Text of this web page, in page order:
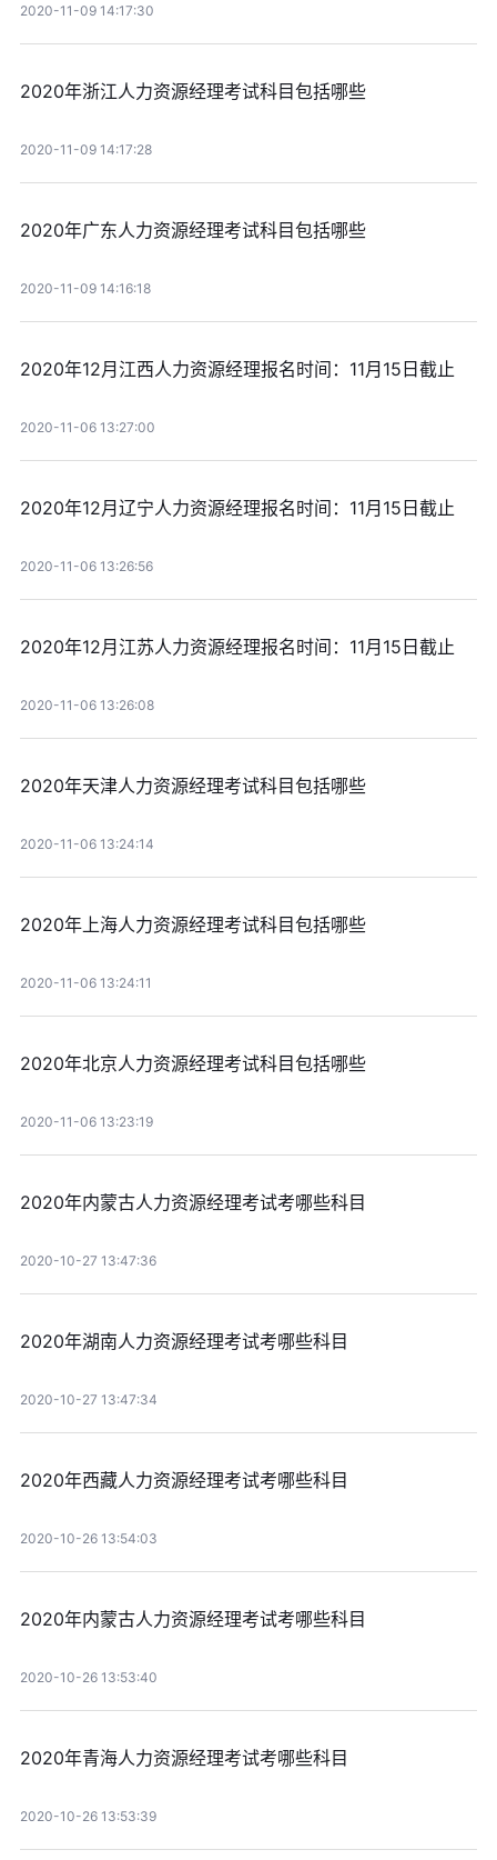
2020-11-09 14:17:30
2020年浙江人力资源经理考试科目包括哪些
2020-11-09 14:17:28
2020年广东人力资源经理考试科目包括哪些
2020-11-09 14:16:18
2020年12月江西人力资源经理报名时间：11月15日截止
2020-11-06 13:27:00
2020年12月辽宁人力资源经理报名时间：11月15日截止
2020-11-06 13:26:56
2020年12月江苏人力资源经理报名时间：11月15日截止
2020-11-06 13:26:08
2020年天津人力资源经理考试科目包括哪些
2020-11-06 13:24:14
2020年上海人力资源经理考试科目包括哪些
2020-11-06 13:24:11
2020年北京人力资源经理考试科目包括哪些
2020-11-06 13:23:19
2020年内蒙古人力资源经理考试考哪些科目
2020-10-27 13:47:36
2020年湖南人力资源经理考试考哪些科目
2020-10-27 13:47:34
2020年西藏人力资源经理考试考哪些科目
2020-10-26 13:54:03
2020年内蒙古人力资源经理考试考哪些科目
2020-10-26 13:53:40
2020年青海人力资源经理考试考哪些科目
2020-10-26 13:53:39